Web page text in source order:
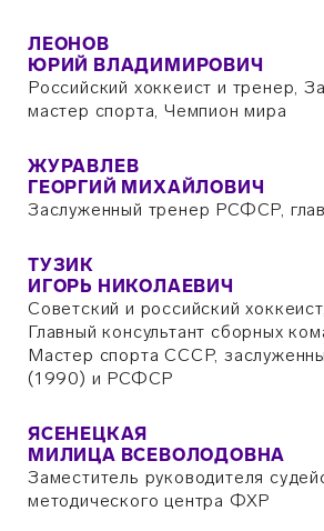
ЛЕОНОВ
ЮРИЙ ВЛАДИМИРОВИЧ
Российский хоккеист и тренер,
мастер спорта, Чемпион мира
ЖУРАВЛЕВ
ГЕОРГИЙ МИХАЙЛОВИЧ
Заслуженный тренер РСФСР,
ТУЗИК
ИГОРЬ НИКОЛАЕВИЧ
Советский и российский
Главный консультант сборных
Мастер спорта СССР,
(1990) и РСФСР
ЯСЕНЕЦКАЯ
МИЛИЦА ВСЕВОЛОДОВНА
Заместитель руководителя
методического центра ФХР